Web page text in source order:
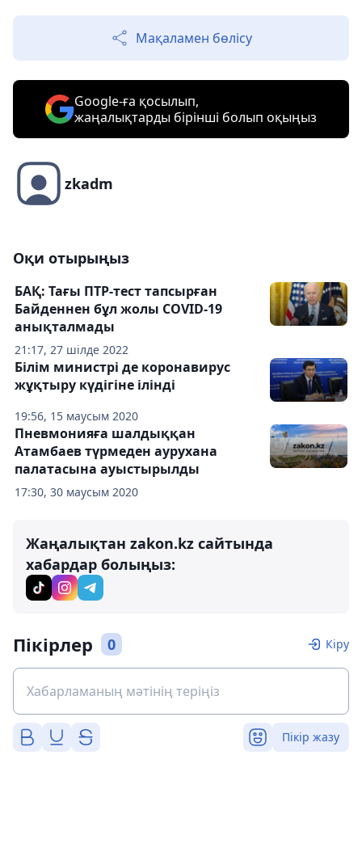
Мақаламен бөлісу
Google-ға қосылып,
жаңалықтарды бірінші болып оқыңыз
zkadm
Оқи отырыңыз
21:17, 27 шілде 2022
БАҚ: Тағы ПТР-тест тапсырған
Байденнен бұл жолы COVID-19
анықталмады
19:56, 15 маусым 2020
Білім министрі де коронавирус
жұқтыру күдігіне ілінді
17:30, 30 маусым 2020
Пневмонияға шалдыққан
Атамбаев түрмеден аурухана
палатасына ауыстырылды
Жаңалықтан zakon.kz сайтында
хабардар болыңыз:
Пікірлер 0 Кіру
Пікір жазу